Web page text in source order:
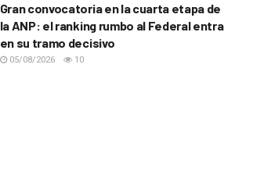
Gran convocatoria en la cuarta etapa de
la ANP: el ranking rumbo al Federal entra
en su tramo decisivo
05/08/2026 10